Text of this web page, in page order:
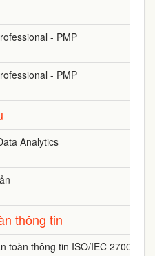
- PMP
- PMP
Analytics
thông tin
toàn thông tin ISO/IEC 27001